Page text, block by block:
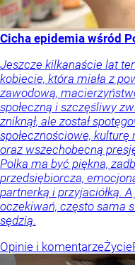
Cicha epidemia wśród
Jeszcze kilkanaście lat
kobiecie, która miała z
zawodową,
społeczną i szczęśliwy
zniknął, ale został
społecznościowe,
oraz wszechobecną
Polka ma być piękna,
przedsiębiorcza,
partnerką i przyjaciółką.
oczekiwań, często sama
sędzią.
Opinie i komentarzeŻycie